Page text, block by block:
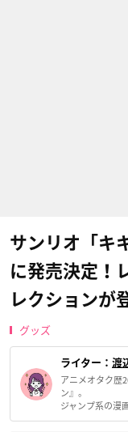
サンリオ「キ
に発売決定！
レクションが
グッズ
ライター： 渡
アニメオタク歴
ン』。
ジャンプ系の漫